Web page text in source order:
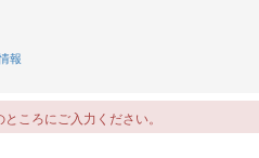
報
ころにご入力ください。